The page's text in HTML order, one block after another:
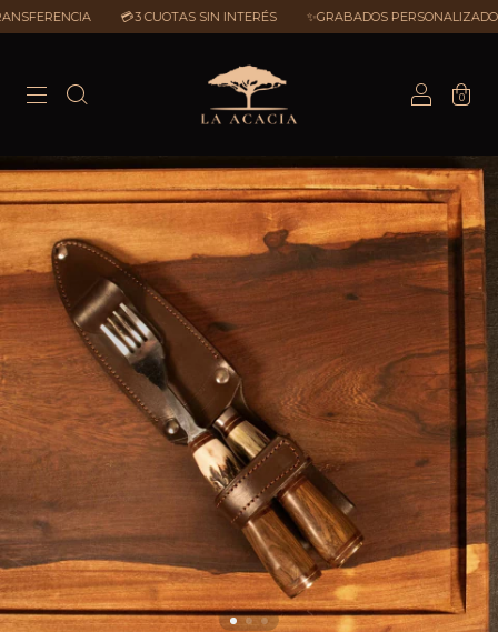
💳3 CUOTAS SIN INTERÉS ✨GRABADOS PERSONALIZADOS 💰20%
0